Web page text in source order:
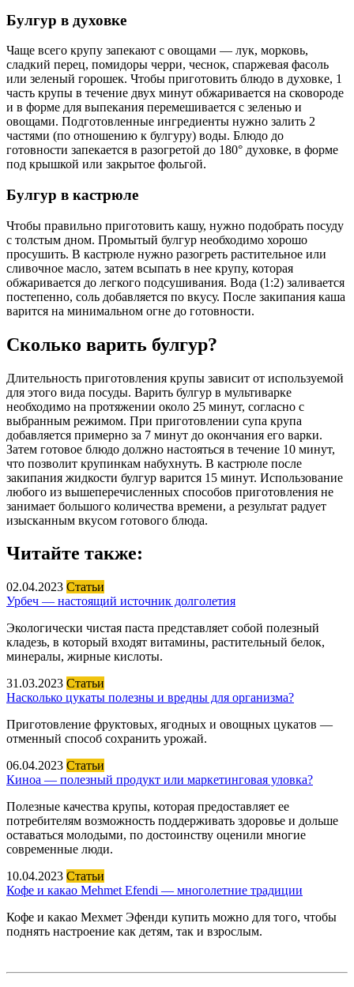
Булгур в духовке
Чаще всего крупу запекают с овощами — лук, морковь,
сладкий перец, помидоры черри, чеснок, спаржевая фасоль
или зеленый горошек. Чтобы приготовить блюдо в духовке, 1
часть крупы в течение двух минут обжаривается на сковороде
и в форме для выпекания перемешивается с зеленью и
овощами. Подготовленные ингредиенты нужно залить 2
частями (по отношению к булгуру) воды. Блюдо до
готовности запекается в разогретой до 180° духовке, в форме
под крышкой или закрытое фольгой.
Булгур в кастрюле
Чтобы правильно приготовить кашу, нужно подобрать посуду
с толстым дном. Промытый булгур необходимо хорошо
просушить. В кастрюле нужно разогреть растительное или
сливочное масло, затем всыпать в нее крупу, которая
обжаривается до легкого подсушивания. Вода (1:2) заливается
постепенно, соль добавляется по вкусу. После закипания каша
варится на минимальном огне до готовности.
Сколько варить булгур?
Длительность приготовления крупы зависит от используемой
для этого вида посуды. Варить булгур в мультиварке
необходимо на протяжении около 25 минут, согласно с
выбранным режимом. При приготовлении супа крупа
добавляется примерно за 7 минут до окончания его варки.
Затем готовое блюдо должно настояться в течение 10 минут,
что позволит крупинкам набухнуть. В кастрюле после
закипания жидкости булгур варится 15 минут. Использование
любого из вышеперечисленных способов приготовления не
занимает большого количества времени, а результат радует
изысканным вкусом готового блюда.
Читайте также:
02.04.2023 Статьи
Урбеч — настоящий источник долголетия
Экологически чистая паста представляет собой полезный
кладезь, в который входят витамины, растительный белок,
минералы, жирные кислоты.
31.03.2023 Статьи
Насколько цукаты полезны и вредны для организма?
Приготовление фруктовых, ягодных и овощных цукатов —
отменный способ сохранить урожай.
06.04.2023 Статьи
Киноа — полезный продукт или маркетинговая уловка?
Полезные качества крупы, которая предоставляет ее
потребителям возможность поддерживать здоровье и дольше
оставаться молодыми, по достоинству оценили многие
современные люди.
10.04.2023 Статьи
Кофе и какао Mehmet Efendi — многолетние традиции
Кофе и какао Мехмет Эфенди купить можно для того, чтобы
поднять настроение как детям, так и взрослым.